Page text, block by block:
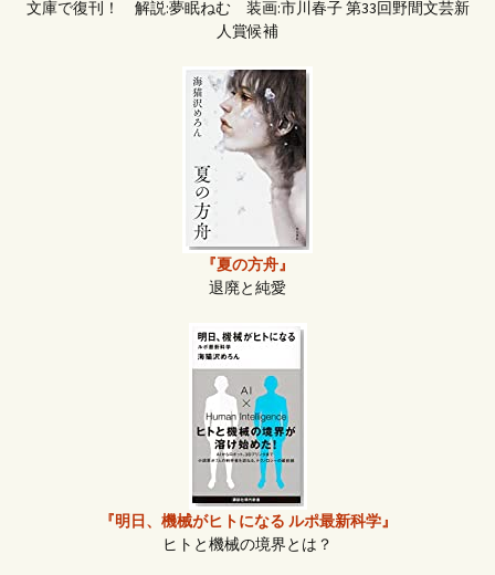
文庫で復刊！ 解説:夢眠ねむ 装画:市川春子 第33回野間文芸新
人賞候補
『夏の方舟』
退廃と純愛
『明日、機械がヒトになる ルポ最新科学』
ヒトと機械の境界とは？